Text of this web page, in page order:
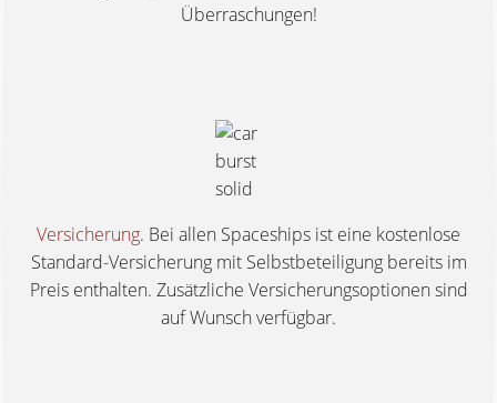
Überraschungen!
Versicherung. Bei allen Spaceships ist eine kostenlose
Standard-Versicherung mit Selbstbeteiligung bereits im
Preis enthalten. Zusätzliche Versicherungsoptionen sind
auf Wunsch verfügbar.